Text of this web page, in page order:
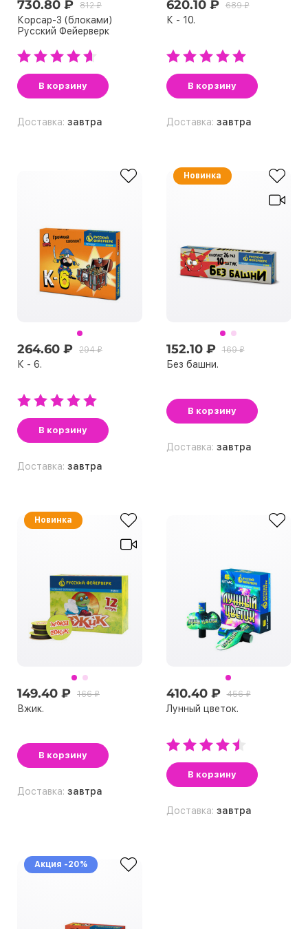
730.80 ₽ 812 ₽
Корсар-3 (блоками)
Русский Фейерверк
В корзину
Доставка: завтра
620.10 ₽ 689 ₽
К - 10.
В корзину
Доставка: завтра
264.60 ₽ 294 ₽
К - 6.
В корзину
Доставка: завтра
Новинка
152.10 ₽ 169 ₽
Без башни.
В корзину
Доставка: завтра
Новинка
149.40 ₽ 166 ₽
Вжик.
В корзину
Доставка: завтра
410.40 ₽ 456 ₽
Лунный цветок.
В корзину
Доставка: завтра
Акция -20%